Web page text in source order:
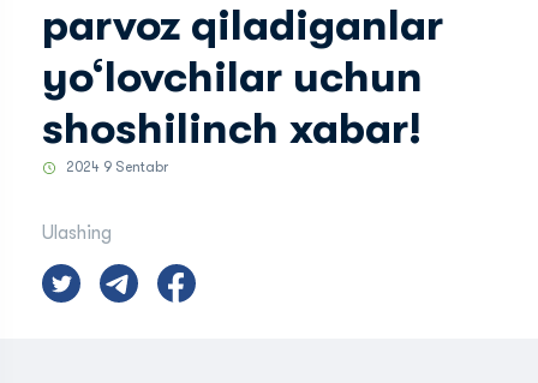
parvoz qiladiganlar
yo‘lovchilar uchun
shoshilinch xabar!
2024 9 Sentabr
Ulashing